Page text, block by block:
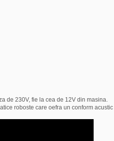
de 230V, fie la cea de 12V din masina.
roboste care oefra un conform acustic